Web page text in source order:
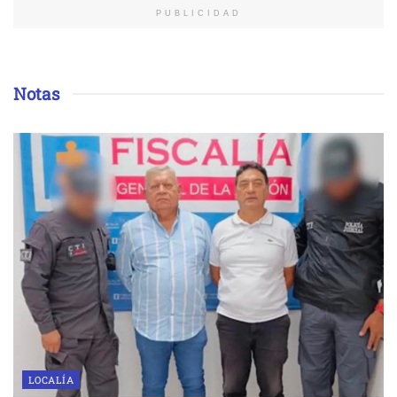
PUBLICIDAD
Notas
LOCALÍA